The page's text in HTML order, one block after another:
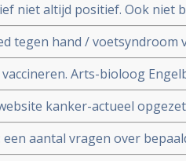
niet altijd positief. Ook niet
tegen hand / voetsyndroom
Arts-bioloog
analyse en
kanker-actueel
aantal vragen over